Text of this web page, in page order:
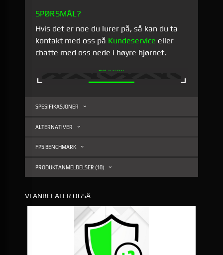
SPØRSMÅL?
Hvis det er noe du lurer på, så kan du ta
kontakt med oss på Kundeservice eller
chatte med oss nede i høyre hjørnet.
SPESIFIKASJONER
ALTERNATIVER
FPS BENCHMARK
PRODUKTANMELDELSER (10)
VI ANBEFALER OGSÅ